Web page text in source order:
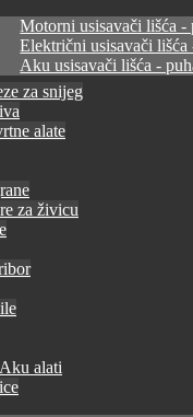
Motorni usisavači lišća -
Električni usisavači lišća
Aku usisavači lišća -
za snijeg
alate
za živicu
alati